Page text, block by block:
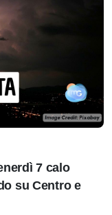
7 calo
su Centro e